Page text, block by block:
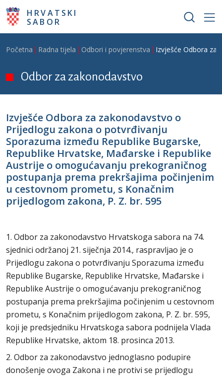
Skoči na glavni sadržaj
HRVATSKI
SABOR
Breadcrumb
Početna Radna tijela Odbori i povjerenstva Izvješće Odbora za
Odbor za zakonodavstvo
Izvješće Odbora za zakonodavstvo o
Prijedlogu zakona o potvrđivanju
Sporazuma između Republike Bugarske,
Republike Hrvatske, Mađarske i Republike
Austrije o omogućavanju prekograničnog
postupanja prema prekršajima počinjenim
u cestovnom prometu, s Konačnim
prijedlogom zakona, P. Z. br. 595
1. Odbor za zakonodavstvo Hrvatskoga sabora na 74.
sjednici održanoj 21. siječnja 2014., raspravljao je o
Prijedlogu zakona o potvrđivanju Sporazuma između
Republike Bugarske, Republike Hrvatske, Mađarske i
Republike Austrije o omogućavanju prekograničnog
postupanja prema prekršajima počinjenim u cestovnom
prometu, s Konačnim prijedlogom zakona, P. Z. br. 595,
koji je predsjedniku Hrvatskoga sabora podnijela Vlada
Republike Hrvatske, aktom 18. prosinca 2013.
2. Odbor za zakonodavstvo jednoglasno podupire
donošenje ovoga Zakona i ne protivi se prijedlogu